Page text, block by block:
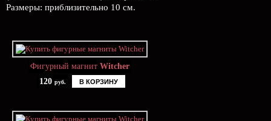
Размеры: приблизительно 10 см.
Фигурный магнит Witcher
120 руб. В КОРЗИНУ